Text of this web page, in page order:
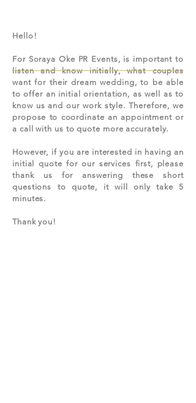
Hello!
For Soraya Oke PR Events, is important to
listen and know initially, what couples
want for their dream wedding, to be able
to offer an initial orientation, as well as to
know us and our work style. Therefore, we
propose to coordinate an appointment or
a call with us to quote more accurately.
However, if you are interested in having an
initial quote for our services first, please
thank us for answering these short
questions to quote, it will only take 5
minutes.
Thank you!